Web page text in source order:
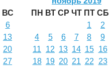
ВС
6
13
20
27
ПН ВТ СР ЧТ ПТ СБ
1
2
4
5 6 7 8 9
11
12 13 14 15 16
18 19 20 21 22 23